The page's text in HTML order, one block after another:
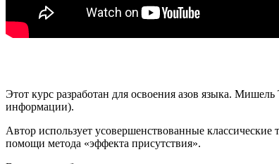
Этот курс разработан для освоения азов языка.
информации).
Автор использует усовершенствованные
помощи метода «эффекта присутствия».